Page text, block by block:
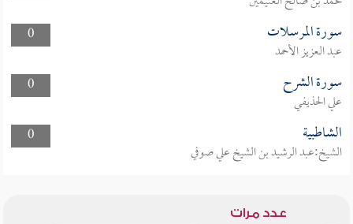
0
سورة المرسلات
عبد العزيز الأحمد
0
سورة الشرح
علي الحذيفي
0
الشاطبية
الشيخ:عبد الرشيد بن الشيخ علي صوفي
عدد مرات